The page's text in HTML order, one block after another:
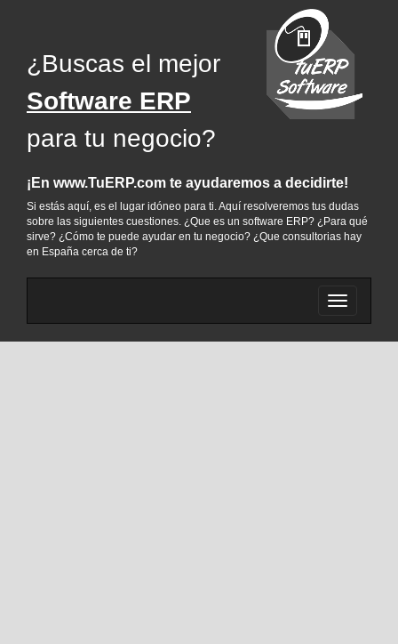
¿Buscas el mejor
Software ERP
para tu negocio?
¡En www.TuERP.com te ayudaremos a decidirte!
Si estás aquí, es el lugar idóneo para ti. Aquí resolveremos tus dudas
sobre las siguientes cuestiones. ¿Que es un software ERP? ¿Para qué
sirve? ¿Cómo te puede ayudar en tu negocio? ¿Que consultorias hay
en España cerca de ti?
Cambiar
menu